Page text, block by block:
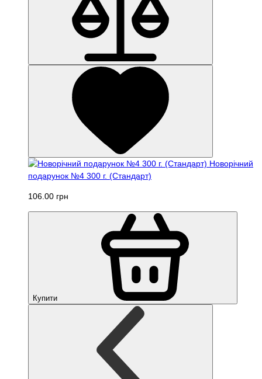
Новорічний
подарунок №4 300 г. (Стандарт)
106.00 грн
Купити